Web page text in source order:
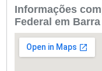
Informações
Federal em